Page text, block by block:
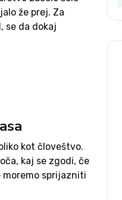
že prej. Za
se da dokaj
mu bile bližje. Na
kot človeštvo.
kaj se zgodi, če
sprijazniti
Tudi delitev